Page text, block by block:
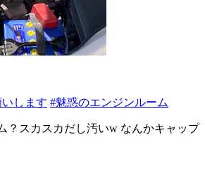
します #魅惑のエンジンルーム
？スカスカだし汚いw なんかキャップ